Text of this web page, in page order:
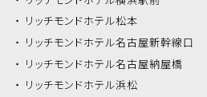
リッチモンドホテル松本
リッチモンドホテル名古屋新幹線口
リッチモンドホテル名古屋納屋橋
リッチモンドホテル浜松